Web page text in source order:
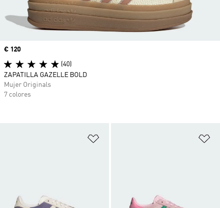
Precio
€ 120
(40)
ZAPATILLA GAZELLE BOLD
Mujer Originals
7 colores